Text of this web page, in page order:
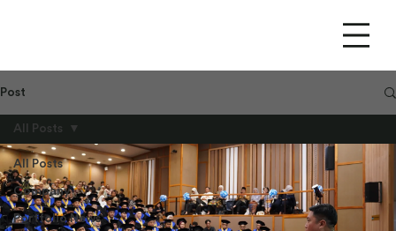
Post
All Posts
Company
Portfolio News
All Posts